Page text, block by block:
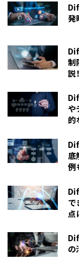
発
制
説！
や
的
底
例
で
点
の